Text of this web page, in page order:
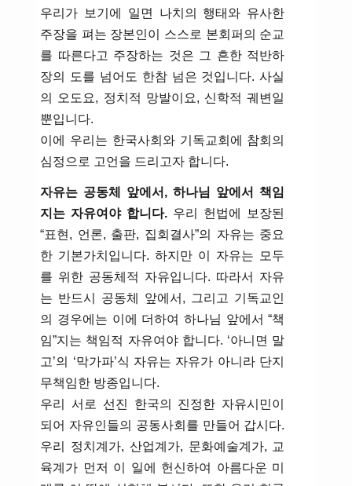
우리가 보기에 일면 나치의 행태와 유사한
주장을 펴는 장본인이 스스로 본회퍼의 순교
를 따른다고 주장하는 것은 그 흔한 적반하
장의 도를 넘어도 한참 넘은 것입니다. 사실
의 오도요, 정치적 망발이요, 신학적 궤변일
뿐입니다.
이에 우리는 한국사회와 기독교회에 참회의
심정으로 고언을 드리고자 합니다.
자유는 공동체 앞에서, 하나님 앞에서 책임
지는 자유여야 합니다. 우리 헌법에 보장된
“표현, 언론, 출판, 집회결사”의 자유는 중요
한 기본가치입니다. 하지만 이 자유는 모두
를 위한 공동체적 자유입니다. 따라서 자유
는 반드시 공동체 앞에서, 그리고 기독교인
의 경우에는 이에 더하여 하나님 앞에서 “책
임”지는 책임적 자유여야 합니다. ‘아니면 말
고’의 ‘막가파’식 자유는 자유가 아니라 단지
무책임한 방종입니다.
우리 서로 선진 한국의 진정한 자유시민이
되어 자유인들의 공동사회를 만들어 갑시다.
우리 정치계가, 산업계가, 문화예술계가, 교
육계가 먼저 이 일에 헌신하여 아름다운 미